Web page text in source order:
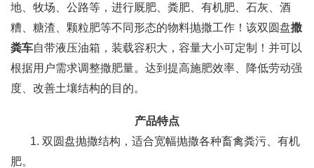
地、牧场、公路等，进行厩肥、粪肥、有机肥、石灰、酒
糟、糖渣、颗粒肥等不同形态的物料抛撒工作！该双圆盘撒
粪车自带液压油箱，装载容积大，容量大小可定制！并可以
根据用户需求调整撒肥量。达到提高施肥效率、降低劳动强
度、改善土壤结构的目的。
产品特点
1. 双圆盘抛撒结构，适合宽幅抛撒各种畜禽粪污、有机
肥。